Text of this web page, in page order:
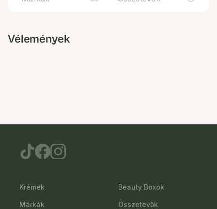
Vélemények
Krémek
Márkák
Beauty Boxok
Összetevők